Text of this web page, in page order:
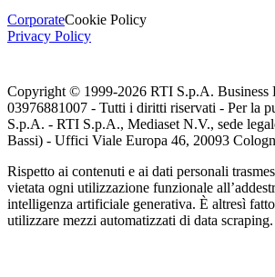
CorporateCookie Policy
Privacy Policy
Copyright © 1999-2026 RTI S.p.A. Business
03976881007 - Tutti i diritti riservati - Per la
S.p.A. - RTI S.p.A., Mediaset N.V., sede
Bassi) - Uffici Viale Europa 46, 20093
Rispetto ai contenuti e ai dati personali
vietata ogni utilizzazione funzionale
intelligenza artificiale generativa. È altresì
utilizzare mezzi automatizzati di data scraping.